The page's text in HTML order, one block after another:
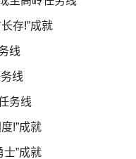
存!”成就
线
线
务线
!”成就
士”成就